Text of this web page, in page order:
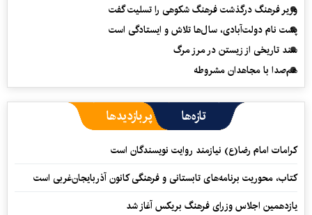
وزیر فرهنگ درگذشت فرهنگ شکوهی را تسلیت گفت
پشت نام دولت‌آبادی، سال‌ها تلاش و ایستادگی است
سند تاریخی از زیستن در مرز مرگ
هم‌صدا با مجاهدان مشروطه
تازه‌ها پربازدیدها
کرامات امام رضا(ع) نیازمند روایت نویسندگان است
کتاب، محوریت برنامه‌های تابستانی و فرهنگی کانون آذربایجان‌غربی است
یازدهمین اجلاس وزرای فرهنگ بریکس آغاز شد